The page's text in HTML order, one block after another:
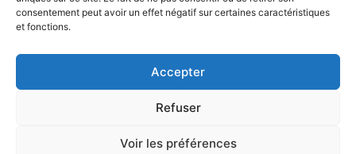
consentement peut avoir un effet négatif sur certaines caractéristiques
et fonctions.
Accepter
Refuser
Voir les préférences
une réalisation SCENE 64